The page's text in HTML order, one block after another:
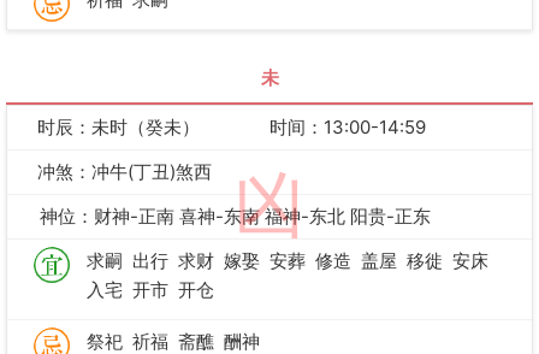
未
凶
时辰：未时（癸未）
时间：13:00-14:59
冲煞：冲牛(丁丑)煞西
神位：财神-正南 喜神-东南 福神-东北 阳贵-正东
求嗣 出行 求财 嫁娶 安葬 修造 盖屋 移徙 安床
入宅 开市 开仓
祭祀 祈福 斋醮 酬神